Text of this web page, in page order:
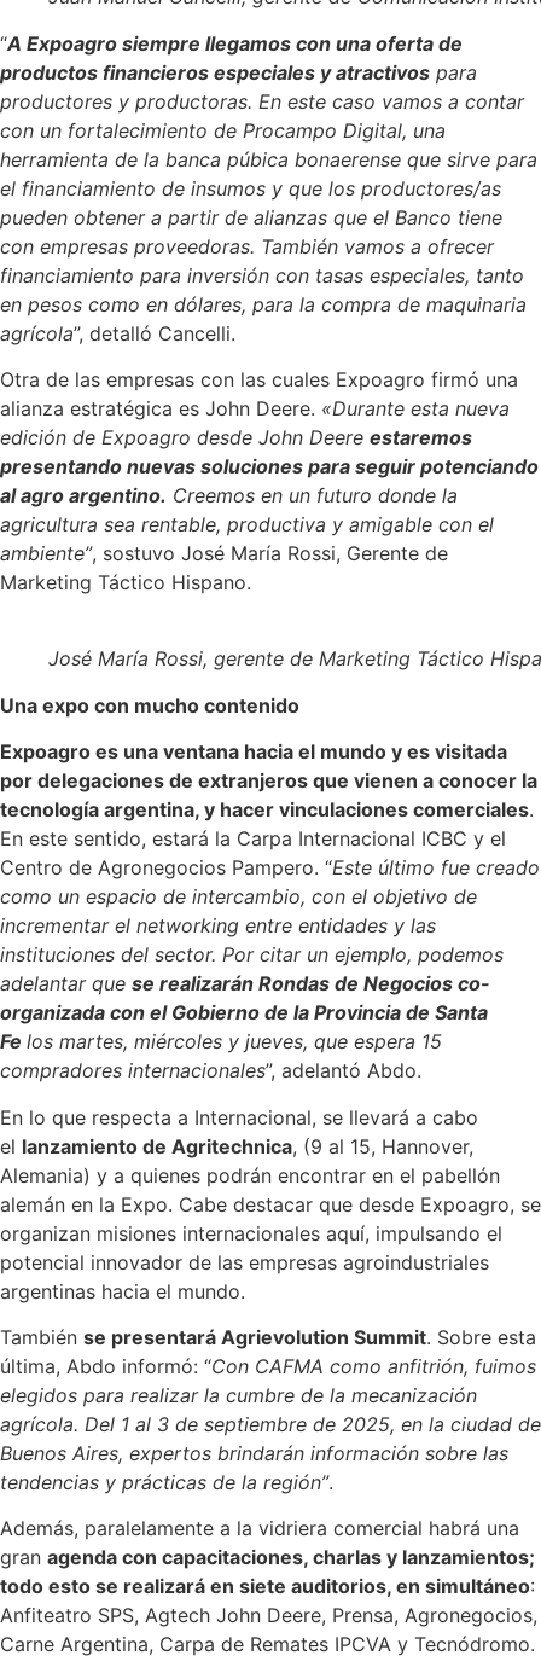
“A Expoagro siempre llegamos con una oferta de
productos financieros especiales y atractivos para
productores y productoras. En este caso vamos a contar
con un fortalecimiento de Procampo Digital, una
herramienta de la banca púbica bonaerense que sirve para
el financiamiento de insumos y que los productores/as
pueden obtener a partir de alianzas que el Banco tiene
con empresas proveedoras. También vamos a ofrecer
financiamiento para inversión con tasas especiales, tanto
en pesos como en dólares, para la compra de maquinaria
agrícola”, detalló Cancelli.
Otra de las empresas con las cuales Expoagro firmó una
alianza estratégica es John Deere. «Durante esta nueva
edición de Expoagro desde John Deere estaremos
presentando nuevas soluciones para seguir potenciando
al agro argentino. Creemos en un futuro donde la
agricultura sea rentable, productiva y amigable con el
ambiente”, sostuvo José María Rossi, Gerente de
Marketing Táctico Hispano.
José María Rossi, gerente de Marketing Táctico
Una expo con mucho contenido
Expoagro es una ventana hacia el mundo y es visitada
por delegaciones de extranjeros que vienen a conocer la
tecnología argentina, y hacer vinculaciones comerciales.
En este sentido, estará la Carpa Internacional ICBC y el
Centro de Agronegocios Pampero. “Este último fue creado
como un espacio de intercambio, con el objetivo de
incrementar el networking entre entidades y las
instituciones del sector. Por citar un ejemplo, podemos
adelantar que se realizarán Rondas de Negocios co-
organizada con el Gobierno de la Provincia de Santa
Fe los martes, miércoles y jueves, que espera 15
compradores internacionales”, adelantó Abdo.
En lo que respecta a Internacional, se llevará a cabo
el lanzamiento de Agritechnica, (9 al 15, Hannover,
Alemania) y a quienes podrán encontrar en el pabellón
alemán en la Expo. Cabe destacar que desde Expoagro, se
organizan misiones internacionales aquí, impulsando el
potencial innovador de las empresas agroindustriales
argentinas hacia el mundo.
También se presentará Agrievolution Summit. Sobre esta
última, Abdo informó: “Con CAFMA como anfitrión, fuimos
elegidos para realizar la cumbre de la mecanización
agrícola. Del 1 al 3 de septiembre de 2025, en la ciudad de
Buenos Aires, expertos brindarán información sobre las
tendencias y prácticas de la región”.
Además, paralelamente a la vidriera comercial habrá una
gran agenda con capacitaciones, charlas y lanzamientos;
todo esto se realizará en siete auditorios, en simultáneo:
Anfiteatro SPS, Agtech John Deere, Prensa, Agronegocios,
Carne Argentina, Carpa de Remates IPCVA y Tecnódromo.